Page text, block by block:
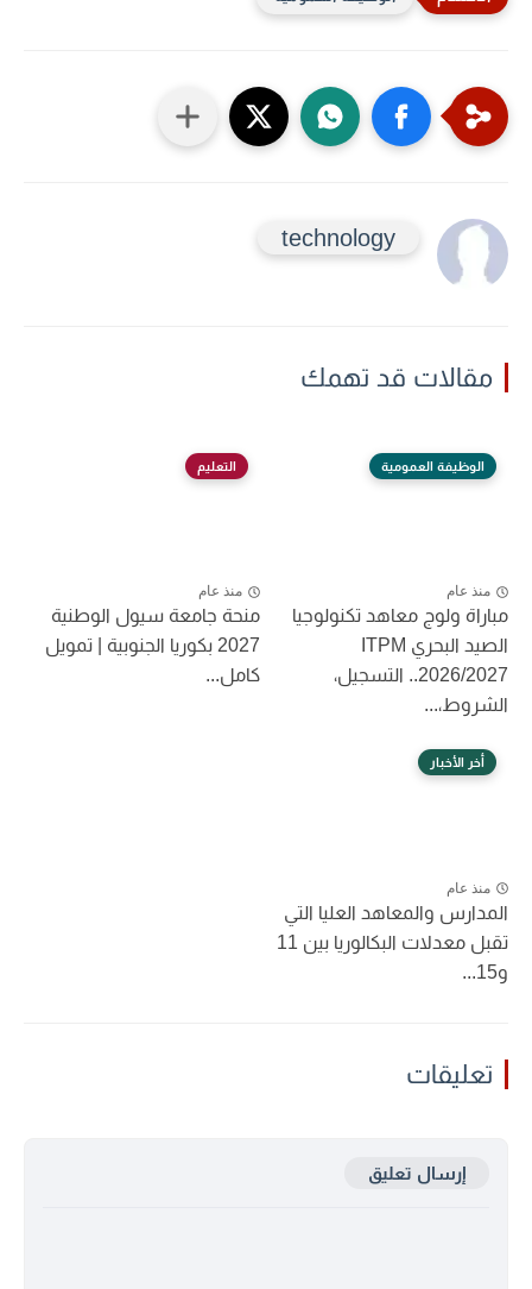
technology
مقالات قد تهمك
الوظيفة العمومية
منذ عام
مباراة ولوج معاهد تكنولوجيا
الصيد البحري ITPM
2026/2027.. التسجيل،
الشروط،...
التعليم
منذ عام
منحة جامعة سيول الوطنية
2027 بكوريا الجنوبية | تمويل
كامل...
أخر الأخبار
منذ عام
المدارس والمعاهد العليا التي
تقبل معدلات البكالوريا بين 11
و15...
تعليقات
إرسال تعليق